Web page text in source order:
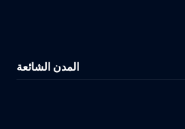
المدن الشائعة